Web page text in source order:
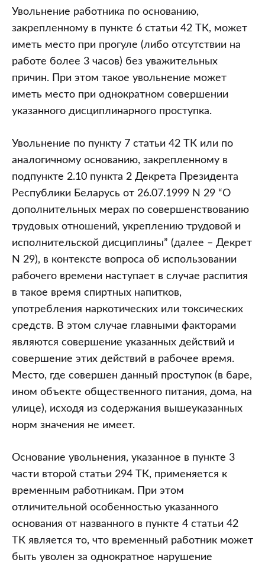
Увольнение работника по основанию,
закрепленному в пункте 6 статьи 42 ТК, может
иметь место при прогуле (либо отсутствии на
работе более 3 часов) без уважительных
причин. При этом такое увольнение может
иметь место при однократном совершении
указанного дисциплинарного проступка.
Увольнение по пункту 7 статьи 42 ТК или по
аналогичному основанию, закрепленному в
подпункте 2.10 пункта 2 Декрета Президента
Республики Беларусь от 26.07.1999 N 29 “О
дополнительных мерах по совершенствованию
трудовых отношений, укреплению трудовой и
исполнительской дисциплины” (далее – Декрет
N 29), в контексте вопроса об использовании
рабочего времени наступает в случае распития
в такое время спиртных напитков,
употребления наркотических или токсических
средств. В этом случае главными факторами
являются совершение указанных действий и
совершение этих действий в рабочее время.
Место, где совершен данный проступок (в баре,
ином объекте общественного питания, дома, на
улице), исходя из содержания вышеуказанных
норм значения не имеет.
Основание увольнения, указанное в пункте 3
части второй статьи 294 ТК, применяется к
временным работникам. При этом
отличительной особенностью указанного
основания от названного в пункте 4 статьи 42
ТК является то, что временный работник может
быть уволен за однократное нарушение